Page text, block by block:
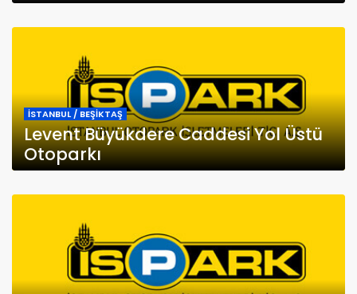
İSTANBUL / BEŞİKTAŞ
Levent Büyükdere Caddesi Yol Üstü
Otoparkı